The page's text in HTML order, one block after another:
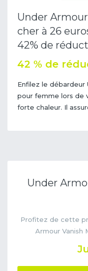
Under
cher à 26
42% de
42 % de
Enfilez le débardeur
pour femme lors de
forte chaleur. Il
Under
Profitez de cette
Armour Vanish